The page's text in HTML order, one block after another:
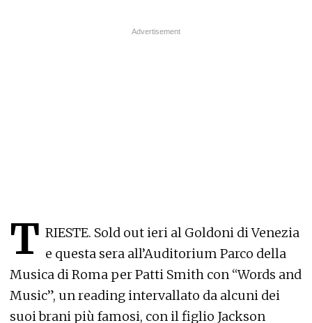
T RIESTE. Sold out ieri al Goldoni di Venezia
e questa sera all’Auditorium Parco della
Musica di Roma per Patti Smith con “Words and
Music”, un reading intervallato da alcuni dei
suoi brani più famosi, con il figlio Jackson